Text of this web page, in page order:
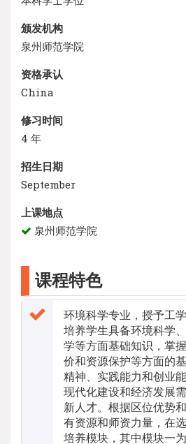
颁发机构
泉州师范学院
资格承认
China
修习时间
4 年
招生日期
September
上课地点
泉州师范学院
课程特色
环境科学专业，授予工
培养学生具备环境科学
学等方面基础知识，掌
价和资源保护等方面的
精神、实践能力和创业
现代化建设和经济发展
新人才。根据区位优势
有资源和师资力量，在
培养模块，其中模块一